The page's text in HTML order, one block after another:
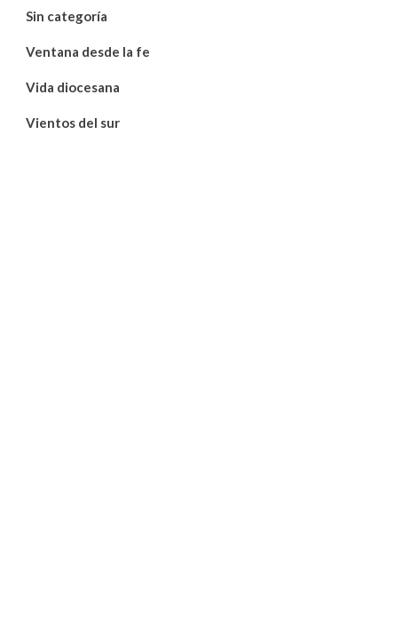
Sin categoría
Ventana desde la fe
Vida diocesana
Vientos del sur